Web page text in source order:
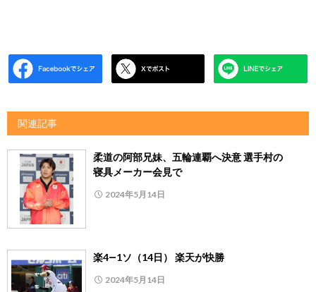
関連記事
柔道の阿部兄妹、五輪連覇へ決意 選手村の
寝具メーカー会見で
2024年5月14日
楽4―1ソ（14日） 楽天が快勝
2024年5月14日